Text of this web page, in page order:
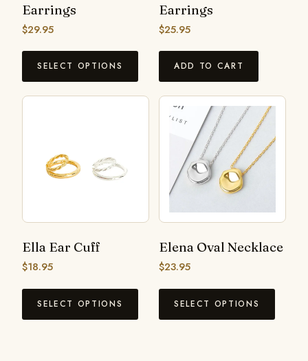
Earrings
$29.95
SELECT OPTIONS
Earrings
$25.95
ADD TO CART
Ella Ear Cuff
$18.95
SELECT OPTIONS
Elena Oval Necklace
$23.95
SELECT OPTIONS